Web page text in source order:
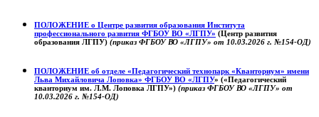
ПОЛОЖЕНИЕ о Центре развития образования Института
профессионального развития ФГБОУ ВО «ЛГПУ» (Центр развития
образования ЛГПУ) (приказ ФГБОУ ВО «ЛГПУ» от 10.03.2026 г. №154-ОД)
ПОЛОЖЕНИЕ об отделе «Педагогический технопарк «Кванториум» имени
Льва Михайловича Лоповка» ФГБОУ ВО «ЛГПУ» («Педагогический
кванториум им. Л.М. Лоповка ЛГПУ») (приказ ФГБОУ ВО «ЛГПУ» от
10.03.2026 г. №154-ОД)